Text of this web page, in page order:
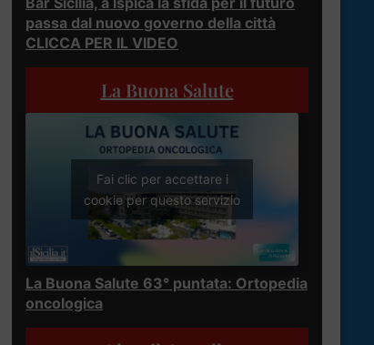
passa dal nuovo governo della città
CLICCA PER IL VIDEO
La Buona Salute
Fai clic per accettare i
cookie per questo servizio
La Buona Salute 63° puntata: Ortopedia
oncologica